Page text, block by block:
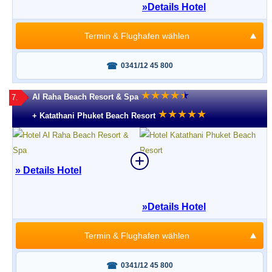
»Details Hotel
0341/12 45 800
Termin & Flughafen wählen
7. Al Raha Beach Resort & Spa ★★★★★
★
+ Katathani Phuket Beach Resort ★★★★★
» Details Hotel
»Details Hotel
0341/12 45 800
Termin & Flughafen wählen